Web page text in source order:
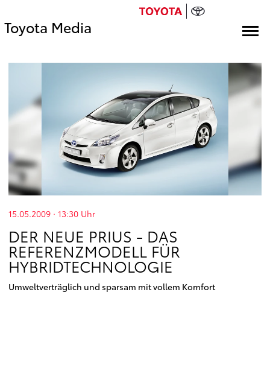
Toyota Media
15.05.2009 · 13:30 Uhr
DER NEUE PRIUS - DAS
REFERENZMODELL FÜR
HYBRIDTECHNOLOGIE
Umweltverträglich und sparsam mit vollem Komfort